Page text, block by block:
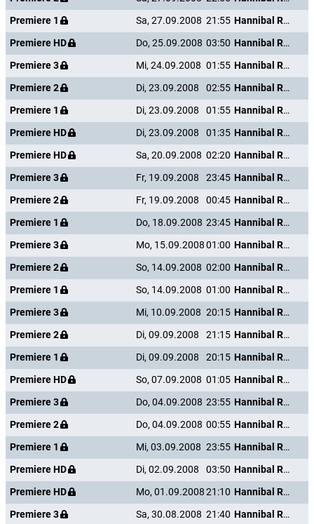
Premiere 1
Sa, 27.09.2008 21:55
Hannibal Rising - Wie alles begann
Premiere HD
Do, 25.09.2008 03:50
Hannibal Rising - Wie alles begann
Premiere 3
Mi, 24.09.2008 01:55
Hannibal Rising - Wie alles begann
Premiere 2
Di, 23.09.2008 02:55
Hannibal Rising - Wie alles begann
Premiere 1
Di, 23.09.2008 01:55
Hannibal Rising - Wie alles begann
Premiere HD
Di, 23.09.2008 01:35
Hannibal Rising - Wie alles begann
Premiere HD
Sa, 20.09.2008 02:20
Hannibal Rising - Wie alles begann
Premiere 3
Fr, 19.09.2008 23:45
Hannibal Rising - Wie alles begann
Premiere 2
Fr, 19.09.2008 00:45
Hannibal Rising - Wie alles begann
Premiere 1
Do, 18.09.2008 23:45
Hannibal Rising - Wie alles begann
Premiere 3
Mo, 15.09.200801:00
Hannibal Rising - Wie alles begann
Premiere 2
So, 14.09.2008 02:00
Hannibal Rising - Wie alles begann
Premiere 1
So, 14.09.2008 01:00
Hannibal Rising - Wie alles begann
Premiere 3
Mi, 10.09.2008 20:15
Hannibal Rising - Wie alles begann
Premiere 2
Di, 09.09.2008 21:15
Hannibal Rising - Wie alles begann
Premiere 1
Di, 09.09.2008 20:15
Hannibal Rising - Wie alles begann
Premiere HD
So, 07.09.2008 01:05
Hannibal Rising - Wie alles begann
Premiere 3
Do, 04.09.2008 23:55
Hannibal Rising - Wie alles begann
Premiere 2
Do, 04.09.2008 00:55
Hannibal Rising - Wie alles begann
Premiere 1
Mi, 03.09.2008 23:55
Hannibal Rising - Wie alles begann
Premiere HD
Di, 02.09.2008 03:50
Hannibal Rising - Wie alles begann
Premiere HD
Mo, 01.09.200821:10
Hannibal Rising - Wie alles begann
Premiere 3
Sa, 30.08.2008 21:40
Hannibal Rising - Wie alles begann